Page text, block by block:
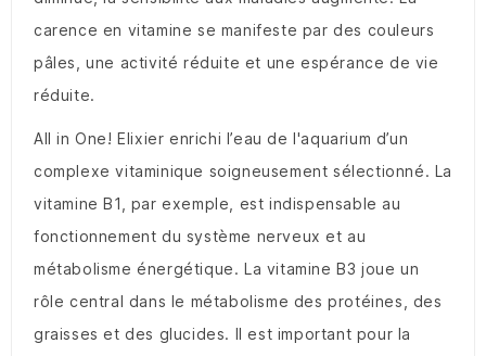
carence en vitamine se manifeste par des couleurs
pâles, une activité réduite et une espérance de vie
réduite.
All in One! Elixier enrichi l’eau de l'aquarium d’un
complexe vitaminique soigneusement sélectionné. La
vitamine B1, par exemple, est indispensable au
fonctionnement du système nerveux et au
métabolisme énergétique. La vitamine B3 joue un
rôle central dans le métabolisme des protéines, des
graisses et des glucides. Il est important pour la